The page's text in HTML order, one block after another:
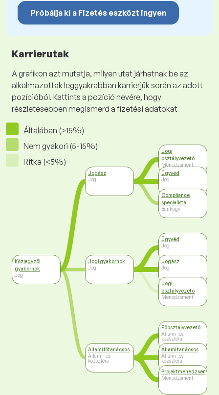
Próbálja ki a Fizetés eszközt ingyen
Karrierutak
A grafikon azt mutatja, milyen utat járhatnak be az
alkalmazottak leggyakrabban karrierjük során az adott
pozícióból. Kattints a pozíció nevére, hogy
részletesebben megismerd a fizetési adatokat
Általában (>15%)
Nem gyakori (5-15%)
Ritka (<5%)
Közjegyzői
gyakornok
Jog
Jogász
Jog
Jogi gyakornok
Jog
Állami főtanácsos
Állami- és
közszféra
Jogi
osztályvezető
Menedzsment
Ügyvéd
Jog
Compliance
specialista
Bankügy
Ügyvéd
Jog
Jogász
Jog
Jogi
osztályvezető
Menedzsment
Főosztályvezető
Állami- és
közszféra
Állami tanácsos
Állami- és
közszféra
Projektmenedzser
Menedzsment